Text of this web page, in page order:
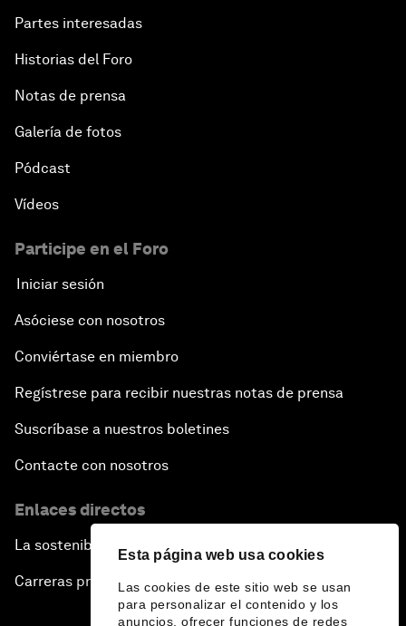
Esta página web usa cookies
Las cookies de este sitio web se usan
para personalizar el contenido y los
anuncios, ofrecer funciones de redes
Partes interesadas
Historias del Foro
Notas de prensa
Galería de fotos
Pódcast
Vídeos
Participe en el Foro
Iniciar sesión
Asóciese con nosotros
Conviértase en miembro
Regístrese para recibir nuestras notas de prensa
Suscríbase a nuestros boletines
Contacte con nosotros
Enlaces directos
La sostenibilidad en el Foro
Carreras profesionales